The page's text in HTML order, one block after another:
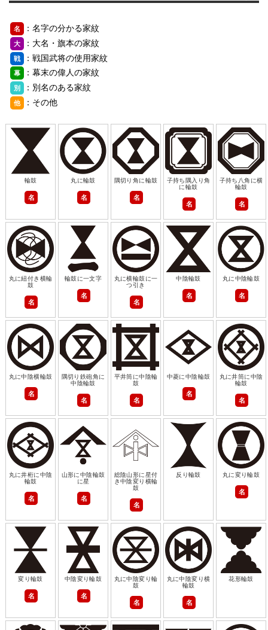
名 ：名字の分かる家紋
大 ：大名・旗本の家紋
戦 ：戦国武将の使用家紋
幕 ：幕末の偉人の家紋
別 ：別名のある家紋
他 ：その他
輪鼓
名
丸に輪鼓
名
隅切り角に輪鼓
名
子持ち隅入り角
に輪鼓
名
子持ち八角に横
輪鼓
名
丸に紐付き横輪
鼓
名
輪鼓に一文字
名
丸に横輪鼓に一
つ引き
名
中陰輪鼓
名
丸に中陰輪鼓
名
丸に中陰横輪鼓
名
隅切り鉄砲角に
中陰輪鼓
名
平井筒に中陰輪
鼓
名
中菱に中陰輪鼓
名
丸に井筒に中陰
輪鼓
名
丸に井桁に中陰
輪鼓
名
山形に中陰輪鼓
に星
名
総陰山形に星付
き中陰変り横輪
鼓
名
反り輪鼓 丸に変り輪鼓
名
変り輪鼓
名
中陰変り輪鼓
名
丸に中陰変り輪
鼓
名
丸に中陰変り横
輪鼓
名
花形輪鼓